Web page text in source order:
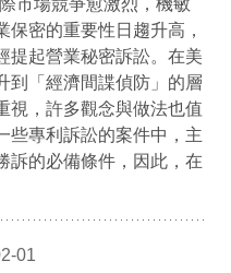
市場競爭愈激烈，機敏
密的重要性日趨升高，
提起營業秘密訴訟。在美
到「經濟間諜偵防」的層
視，許多觀念與做法也值
些專利訴訟的案件中，主
訴的必備條件，因此，在
01